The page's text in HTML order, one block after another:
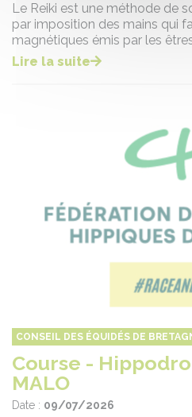
Le Reiki est une méthode de
par imposition des mains qui
magnétiques émis par les
Lire la suite
CONSEIL DES ÉQUIDÉS DE
Course -
MALO
Date : 09/07/2026